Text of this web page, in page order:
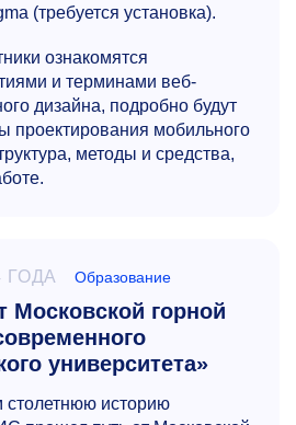
(требуется установка).
ознакомятся
и терминами веб-
дизайна, подробно будут
проектирования мобильного
методы и средства,
ГОДА Образование
Московской горной
университета»
историю